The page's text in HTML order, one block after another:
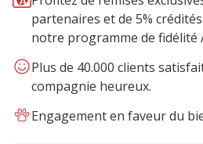
partenaires et de 5%
notre programme de fidélité
Plus de 40.000 clients
compagnie heureux.
Engagement en faveur du